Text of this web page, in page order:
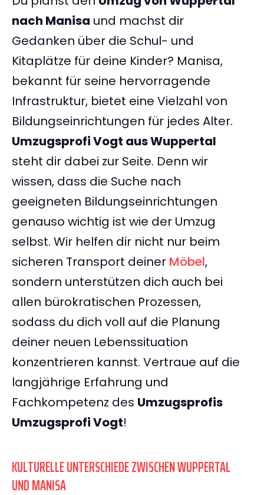
nach Manisa und machst dir
Gedanken über die Schul- und
Kitaplätze für deine Kinder? Manisa,
bekannt für seine hervorragende
Infrastruktur, bietet eine Vielzahl von
Bildungseinrichtungen für jedes Alter.
Umzugsprofi Vogt aus Wuppertal
steht dir dabei zur Seite. Denn wir
wissen, dass die Suche nach
geeigneten Bildungseinrichtungen
genauso wichtig ist wie der Umzug
selbst. Wir helfen dir nicht nur beim
sicheren Transport deiner Möbel,
sondern unterstützen dich auch bei
allen bürokratischen Prozessen,
sodass du dich voll auf die Planung
deiner neuen Lebenssituation
konzentrieren kannst. Vertraue auf die
langjährige Erfahrung und
Fachkompetenz des Umzugsprofis
Umzugsprofi Vogt!
KULTURELLE UNTERSCHIEDE ZWISCHEN WUPPERTAL
UND MANISA